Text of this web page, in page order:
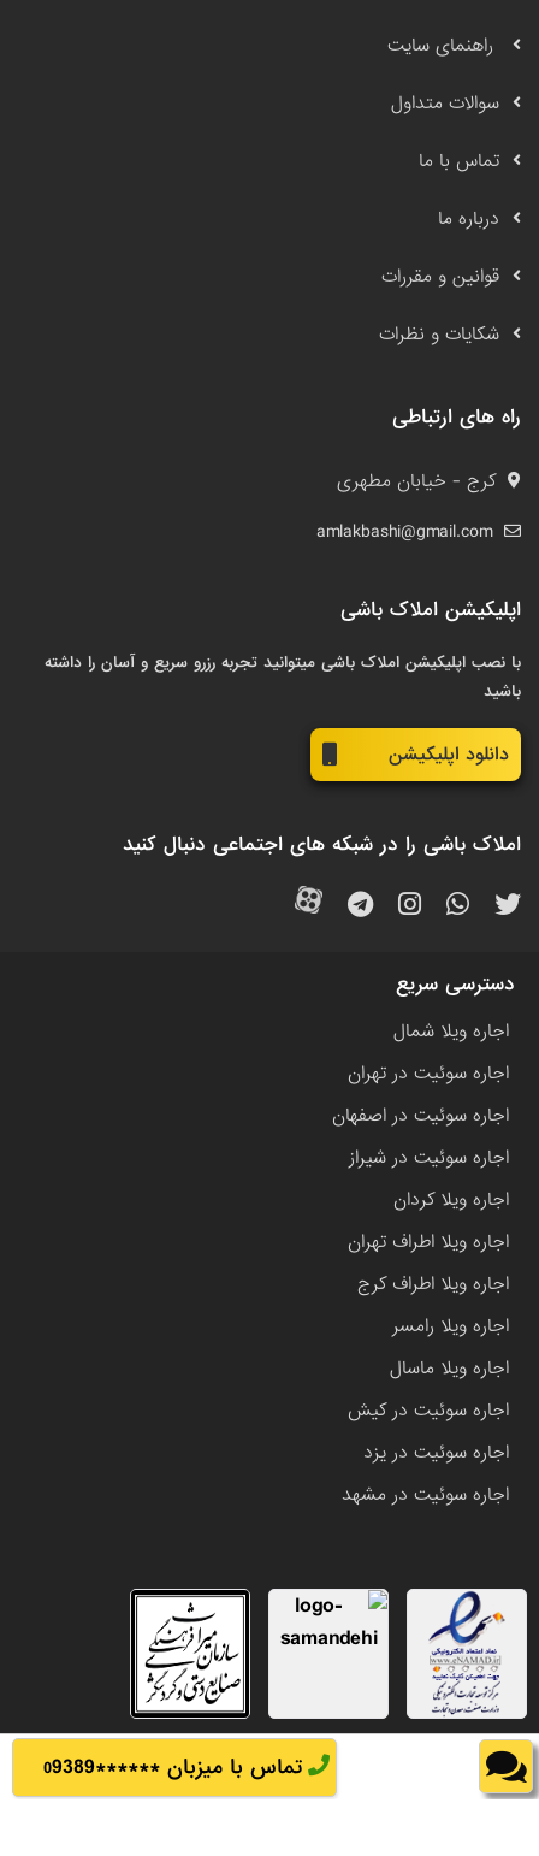
تماس با میزبان ****** 09389
راهنمای سایت
سوالات متداول
تماس با ما
درباره ما
قوانین و مقررات
شکایات و نظرات
راه های ارتباطی
کرج - خیابان مطهری
amlakbashi@gmail.com
اپلیکیشن املاک باشی
با نصب اپلیکیشن املاک باشی میتوانید تجربه رزرو سریع و آسان را داشته
باشید
دانلود اپلیکیشن
املاک باشی را در شبکه های اجتماعی دنبال کنید
دسترسی سریع
اجاره ویلا شمال
اجاره سوئیت در تهران
اجاره سوئیت در اصفهان
اجاره سوئیت در شیراز
اجاره ویلا کردان
اجاره ویلا اطراف تهران
اجاره ویلا اطراف کرج
اجاره ویلا رامسر
اجاره ویلا ماسال
اجاره سوئیت در کیش
اجاره سوئیت در یزد
اجاره سوئیت در مشهد
تمامی حقوق این وب سایت متعلق به املاک باشی می باشد.